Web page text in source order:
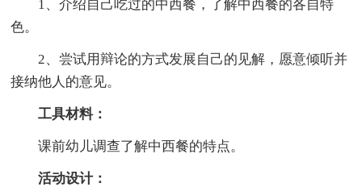
1、介绍自己吃过的中西餐，了解中西餐的各自特
色。
2、尝试用辩论的方式发展自己的见解，愿意倾听并
接纳他人的意见。
工具材料：
课前幼儿调查了解中西餐的特点。
活动设计：